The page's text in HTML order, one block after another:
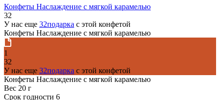
Конфеты Наслаждение с мягкой карамелью
32
У нас еще 32подарка с этой конфетой
Конфеты Наслаждение с мягкой карамелью
1
32
У нас еще 32подарка с этой конфетой
Конфеты Наслаждение с мягкой карамелью
Вес 20 г
Срок годности 6